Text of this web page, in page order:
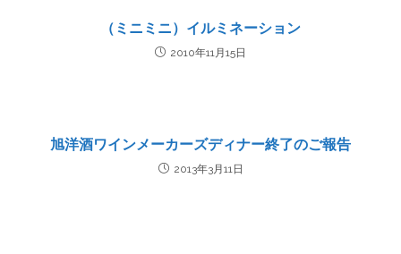
（ミニミニ）イルミネーション
2010年11月15日
旭洋酒ワインメーカーズディナー終了のご報告
2013年3月11日